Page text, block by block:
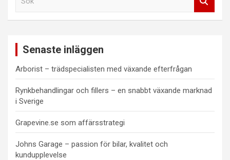
Senaste inläggen
Arborist – trädspecialisten med växande efterfrågan
Rynkbehandlingar och fillers – en snabbt växande marknad
i Sverige
Grapevine.se som affärsstrategi
Johns Garage – passion för bilar, kvalitet och
kundupplevelse